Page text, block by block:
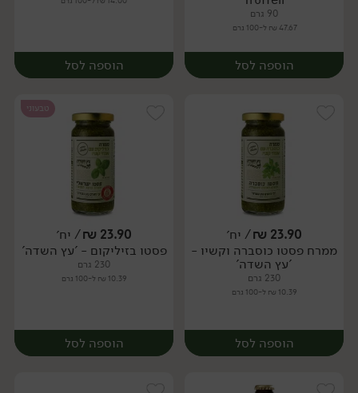
90 גרם
47.67 ₪ ל-100 גרם
הוספה לסל
יח׳
הוספה לסל
יח׳
23.90
₪/ יח׳
ממרח פסטו כוסברה וקשיו -
'עץ השדה'
230 גרם
10.39 ₪ ל-100 גרם
הוספה לסל
טבעוני
23.90
₪/ יח׳
פסטו בזיליקום - 'עץ השדה'
230 גרם
10.39 ₪ ל-100 גרם
הוספה לסל